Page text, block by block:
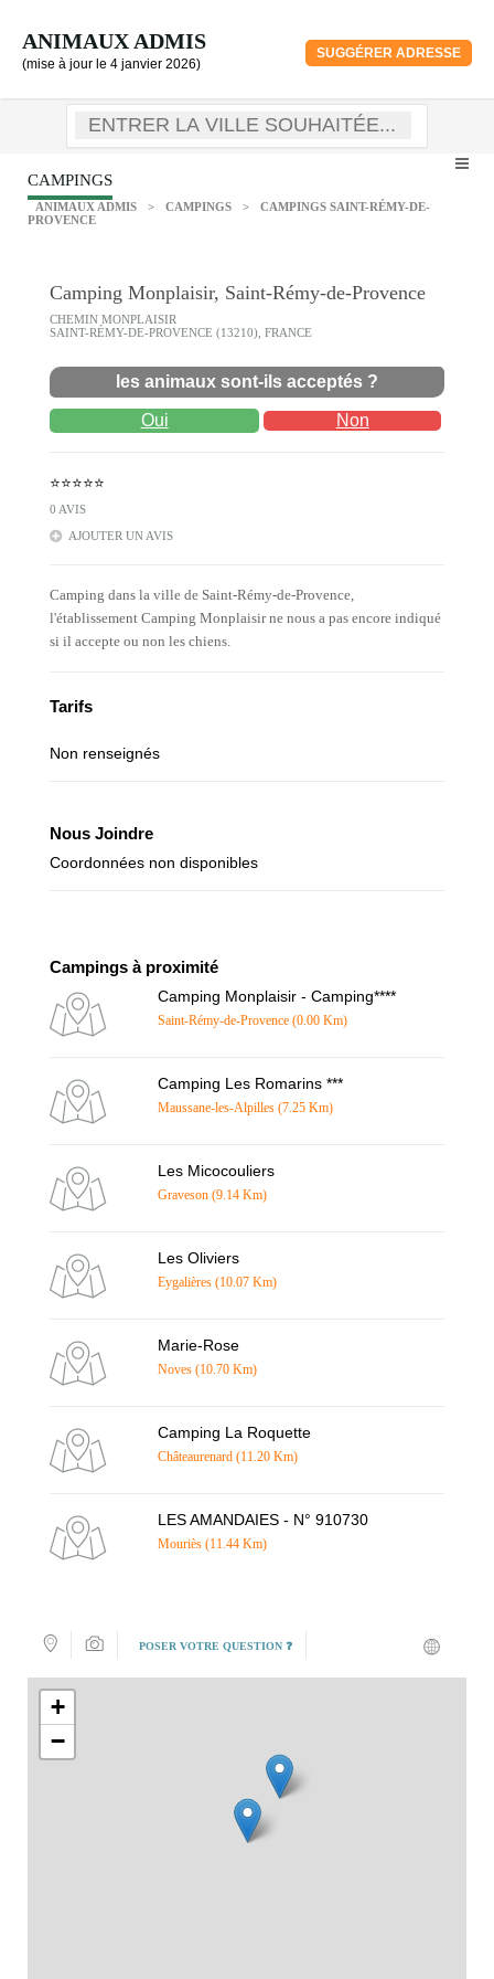
ANIMAUX ADMIS
(mise à jour le 4 janvier 2026)
SUGGÉRER ADRESSE
CAMPINGS
ANIMAUX ADMIS > CAMPINGS >
CAMPINGS SAINT-RÉMY-DE-
PROVENCE
Camping Monplaisir, Saint-Rémy-de-Provence
CHEMIN MONPLAISIR
SAINT-RÉMY-DE-PROVENCE (13210), FRANCE
les animaux sont-ils acceptés ?
Oui Non
⭐⭐⭐⭐⭐
0 AVIS
AJOUTER UN AVIS
Camping dans la ville de Saint-Rémy-de-Provence,
l'établissement Camping Monplaisir ne nous a pas encore indiqué
si il accepte ou non les chiens.
Tarifs
Non renseignés
Nous Joindre
Coordonnées non disponibles
Campings à proximité
Camping Monplaisir - Camping****
Saint-Rémy-de-Provence (0.00 Km)
Camping Les Romarins ***
Maussane-les-Alpilles (7.25 Km)
Les Micocouliers
Graveson (9.14 Km)
Les Oliviers
Eygalières (10.07 Km)
Marie-Rose
Noves (10.70 Km)
Camping La Roquette
Châteaurenard (11.20 Km)
LES AMANDAIES - N° 910730
Mouriès (11.44 Km)
POSER VOTRE QUESTION ❓
+
−